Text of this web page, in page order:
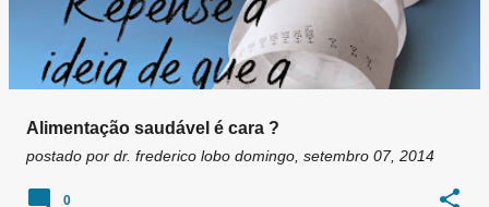
Alimentação saudável é cara ?
postado por dr. frederico lobo domingo, setembro 07, 2014
0